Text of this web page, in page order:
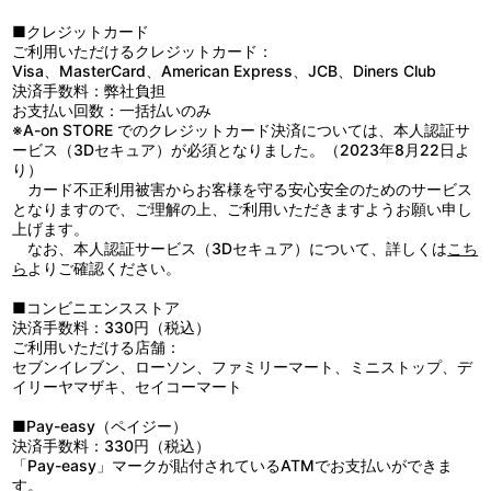
他、仕様
●特製スリーブケース
●エンドレスリピート再生機能付き “無限キャンディー”仕様
甘いものが大好きな子ども・アメ。口の中には虫歯の『カリエ
ス』が暮らしていた！
アメのことを「ママ」と呼び、歯を家具にしたり身体を乗っ取っ
たりと自由奔放なカリエスに、アメはいつも振り回されてばかり
で…。
「わたし、ママじゃない！」
「ママでしょ♡あたしのためにお部屋用意してくれてるし、いつ
も甘いもの食べて育ててくれてるじゃん」
アメとカリエス――ちょっぴり変わった親子！？のドタバタ日常
コメディ！
■クレジットカード
ご利用いただけるクレジットカード：
Visa、MasterCard、American Express、JCB、Diners Club
決済手数料：弊社負担
お支払い回数：一括払いのみ
※A-on STORE でのクレジットカード決済については、本人認証サ
ービス（3Dセキュア）が必須となりました。（2023年8月22日よ
り）
カード不正利用被害からお客様を守る安心安全のためのサービス
となりますので、ご理解の上、ご利用いただきますようお願い申し
上げます。
なお、本人認証サービス（3Dセキュア）について、詳しくはこち
ら よりご確認ください。
■コンビニエンスストア
決済手数料：330円（税込）
ご利用いただける店舗：
セブンイレブン、ローソン、ファミリーマート、ミニストップ、デ
イリーヤマザキ、セイコーマート
■Pay-easy（ペイジー）
決済手数料：330円（税込）
「Pay-easy」マークが貼付されているATMでお支払いができま
す。